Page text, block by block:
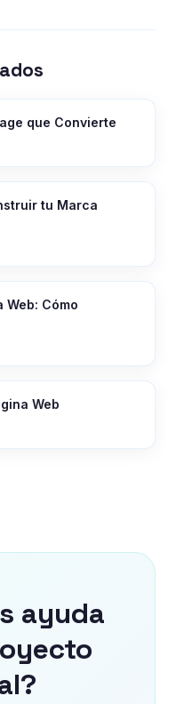
que Convierte
tu Marca
Web: Cómo
Web
ayuda